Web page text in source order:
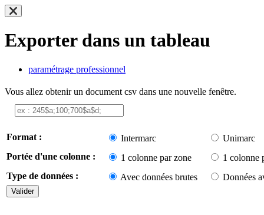
Exporter dans un tableau
paramétrage professionnel
Vous allez obtenir un document csv dans une nouvelle fenêtre.
Format : Intermarc
Unimarc
Portée d'une colonne :
1 colonne par zone
1 colonne
Type de données :
Avec données brutes Données